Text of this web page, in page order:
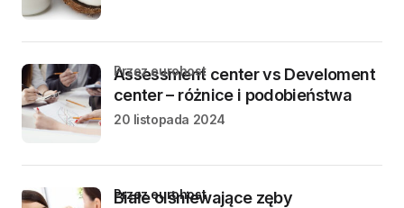
Assessment center vs Develoment
center – różnice i podobieństwa
przez eurohost
20 listopada 2024
Białe olśniewające zęby
przez eurohost